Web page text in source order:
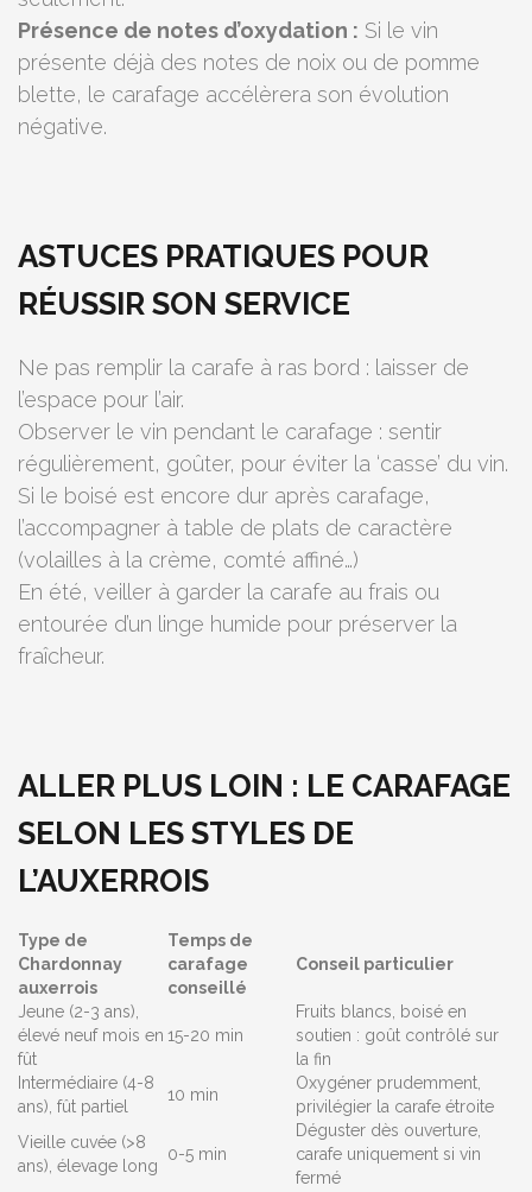
Présence de notes d’oxydation : Si le vin
présente déjà des notes de noix ou de pomme
blette, le carafage accélèrera son évolution
négative.
ASTUCES PRATIQUES POUR
RÉUSSIR SON SERVICE
Ne pas remplir la carafe à ras bord : laisser de
l’espace pour l’air.
Observer le vin pendant le carafage : sentir
régulièrement, goûter, pour éviter la ‘casse’ du vin.
Si le boisé est encore dur après carafage,
l’accompagner à table de plats de caractère
(volailles à la crème, comté affiné…)
En été, veiller à garder la carafe au frais ou
entourée d’un linge humide pour préserver la
fraîcheur.
ALLER PLUS LOIN : LE CARAFAGE
SELON LES STYLES DE
L’AUXERROIS
Type de
Chardonnay
auxerrois
Temps de
carafage
conseillé
Conseil particulier
Jeune (2-3 ans),
élevé neuf mois en
fût
15-20 min
Fruits blancs, boisé en
soutien : goût contrôlé sur
la fin
Intermédiaire (4-8
ans), fût partiel
10 min
Oxygéner prudemment,
privilégier la carafe étroite
Vieille cuvée (>8
ans), élevage long
0-5 min
Déguster dès ouverture,
carafe uniquement si vin
fermé